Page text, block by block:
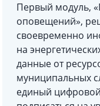
Первый модуль,
оповещений»,
своевременно
на
данные от
муниципальных
единый